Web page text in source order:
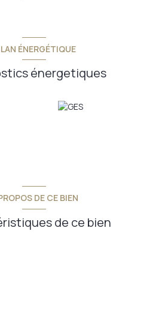
ÉNERGÉTIQUE
énergetiques
DE CE BIEN
de ce bien